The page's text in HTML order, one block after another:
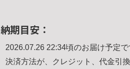
納期目安：
2026.07.26 22:34頃のお届け予定で
決済方法が、クレジット、代金引